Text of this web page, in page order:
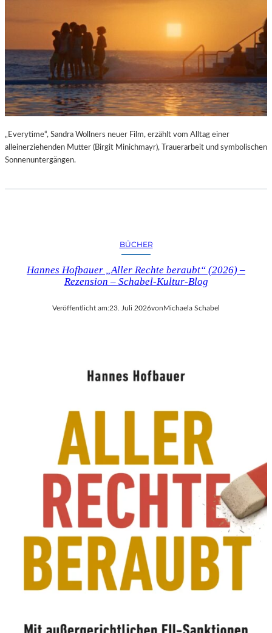
„Everytime“, Sandra Wollners neuer Film, erzählt vom Alltag einer
alleinerziehenden Mutter (Birgit Minichmayr), Trauerarbeit und symbolischen
Sonnenuntergängen.
BÜCHER
Hannes Hofbauer „Aller Rechte beraubt“ (2026) –
Rezension – Schabel-Kultur-Blog
Veröffentlicht am:23. Juli 2026vonMichaela Schabel